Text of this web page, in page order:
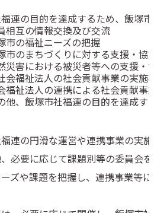
連の目的を達成するため、飯塚市
相互の情報交換及び交流
市の福祉ニーズの把握
市のまちづくりに対する支援・協力
災害における被災者等への支援・協力
会福祉法人の社会貢献事業の実施状
福祉法人の連携による社会貢献事業
他、飯塚市社福連の目的を達成する
連の円滑な運営や連携事業の実施
必要に応じて課題別等の委員会を置
ズや課題を把握し、連携事業等に